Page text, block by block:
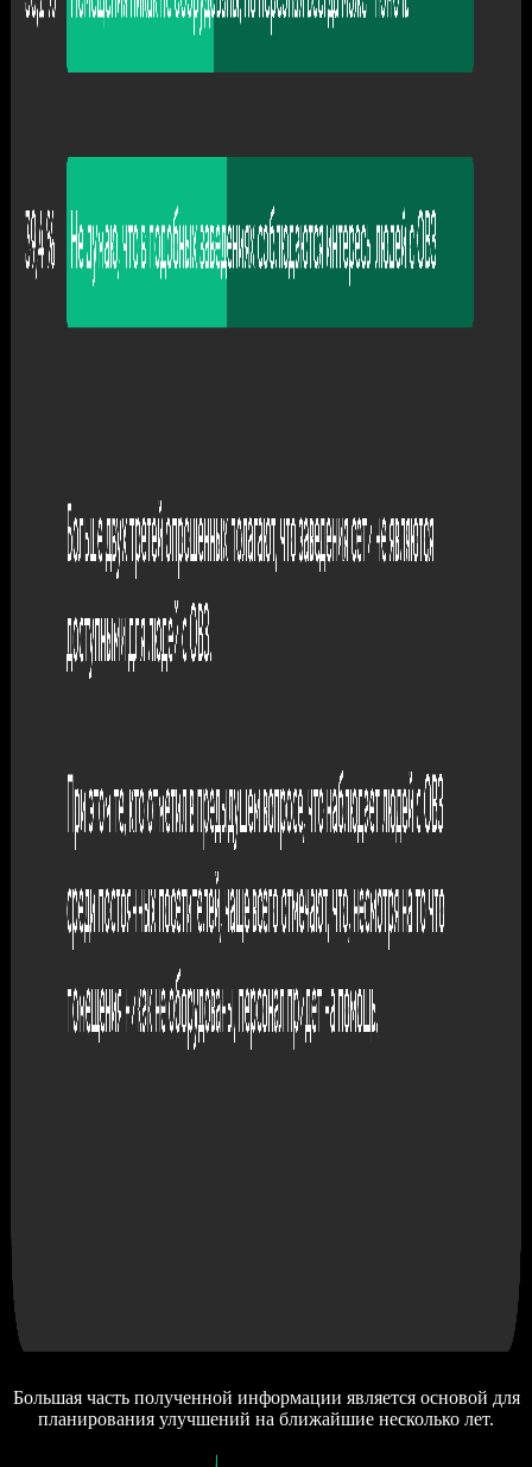
Большая часть полученной информации является основой для
планирования улучшений на ближайшие несколько лет.